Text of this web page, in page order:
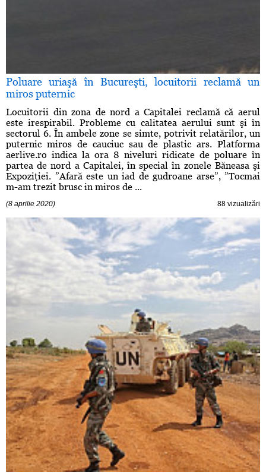
Poluare uriaşă în Bucureşti, locuitorii reclamă un
miros puternic
Locuitorii din zona de nord a Capitalei reclamă că aerul
este irespirabil. Probleme cu calitatea aerului sunt şi în
sectorul 6. În ambele zone se simte, potrivit relatărilor, un
puternic miros de cauciuc sau de plastic ars. Platforma
aerlive.ro indica la ora 8 niveluri ridicate de poluare în
partea de nord a Capitalei, în special în zonele Băneasa şi
Expoziţiei. ”Afară este un iad de gudroane arse”, ”Tocmai
m-am trezit brusc in miros de ...
(8 aprilie 2020) 88 vizualizări